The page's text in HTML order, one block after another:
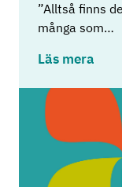
”Alltså finns
många som…
Läs mera